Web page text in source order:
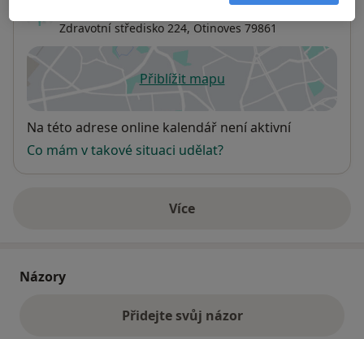
Praktický lékař pro děti a dorost
Zdravotní středisko 224, Otinoves 79861
Přiblížit mapuse otevře v nové záložce
Dostupnost
Na této adrese online kalendář není aktivní
Co mám v takové situaci udělat?
Víceo adrese
Názory
Přidejte svůj názor